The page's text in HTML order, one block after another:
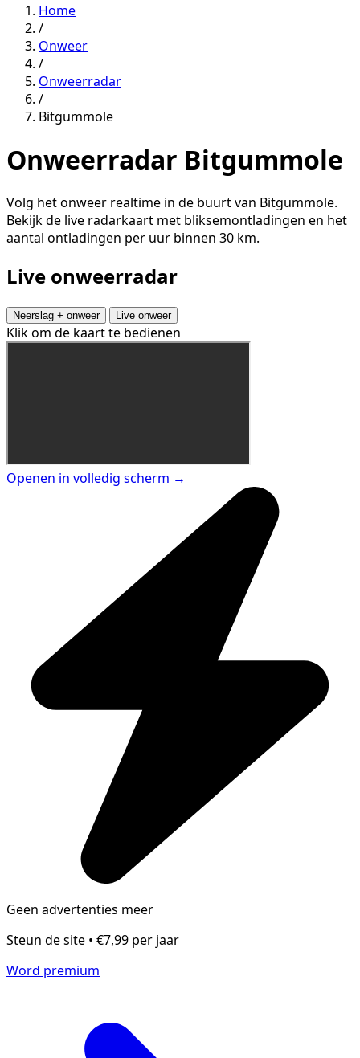
Home
/
Onweer
/
Onweerradar
/
Bitgummole
Onweerradar Bitgummole
Volg het onweer realtime in de buurt van Bitgummole.
Bekijk de live radarkaart met bliksemontladingen en het
aantal ontladingen per uur binnen 30 km.
Live onweerradar
Neerslag + onweer Live onweer
Klik om de kaart te bedienen
Openen in volledig scherm →
Geen advertenties meer
Steun de site • €7,99 per jaar
Word premium